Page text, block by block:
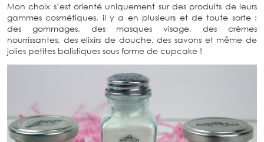
Mon choix s’est orienté uniquement sur des produits de leurs
gammes cosmétiques, il y a en plusieurs et de toute sorte :
des gommages, des masques visage, des crèmes
nourrissantes, des elixirs de douche, des savons et même de
jolies petites balistiques sous forme de cupcake !